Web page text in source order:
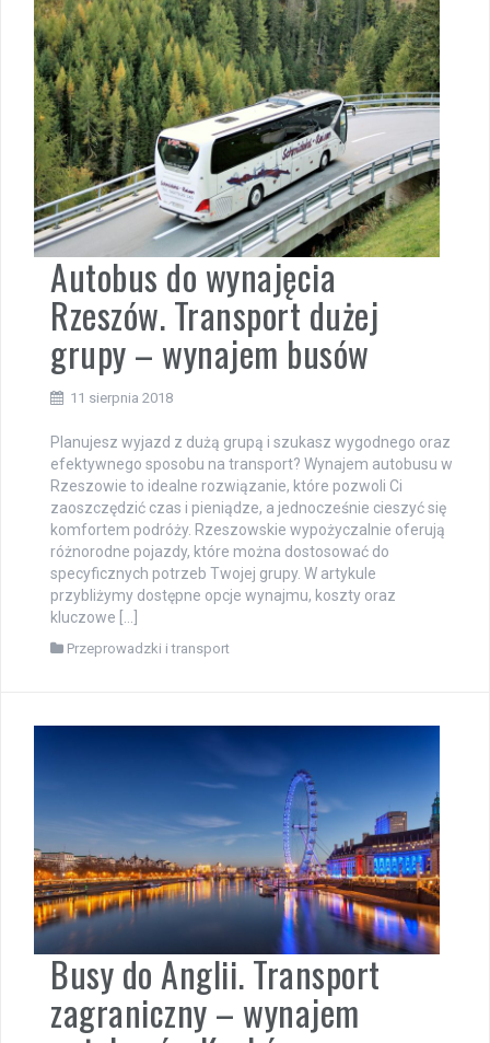
Autobus do wynajęcia
Rzeszów. Transport dużej
grupy – wynajem busów
11 sierpnia 2018
Planujesz wyjazd z dużą grupą i szukasz wygodnego oraz
efektywnego sposobu na transport? Wynajem autobusu w
Rzeszowie to idealne rozwiązanie, które pozwoli Ci
zaoszczędzić czas i pieniądze, a jednocześnie cieszyć się
komfortem podróży. Rzeszowskie wypożyczalnie oferują
różnorodne pojazdy, które można dostosować do
specyficznych potrzeb Twojej grupy. W artykule
przybliżymy dostępne opcje wynajmu, koszty oraz
kluczowe […]
Przeprowadzki i transport
Busy do Anglii. Transport
zagraniczny – wynajem